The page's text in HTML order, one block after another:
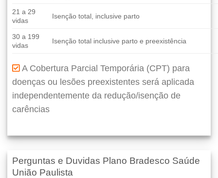
21 a 29
vidas
Isenção total, inclusive parto
30 a 199
vidas
Isenção total inclusive parto e preexistência
A Cobertura Parcial Temporária (CPT) para
doenças ou lesões preexistentes será aplicada
independentemente da redução/isenção de
carências
Perguntas e Duvidas Plano Bradesco Saúde
União Paulista